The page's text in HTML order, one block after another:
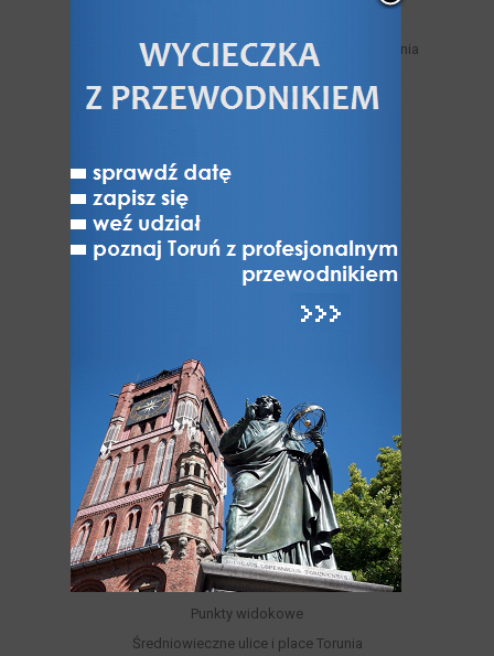
Miejskie trasy turystyczne samodzielnego zwiedzania
Toruń nad Wisłą
Toruń - miasto NAJ-pierwsze
Toruń niedostępny
ATRAKCJE
Zabytki i Architektura Torunia
Odkryj dzielnice Torunia
UNESCO: Światowe dziedzictwo Torunia
Muzea w Toruniu
Różnorodność turystyczna Torunia
Kultura, Sztuka, Rozrywka
Festiwale i wydarzenia kulturalne
Parki, Ogrody, Rezerwaty, Lasy
Punkty widokowe
Średniowieczne ulice i place Torunia